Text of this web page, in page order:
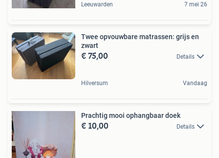
Leeuwarden 7 mei 26
Twee opvouwbare matrassen: grijs en
zwart
€ 75,00 Details
Hilversum Vandaag
Prachtig mooi ophangbaar doek
€ 10,00 Details